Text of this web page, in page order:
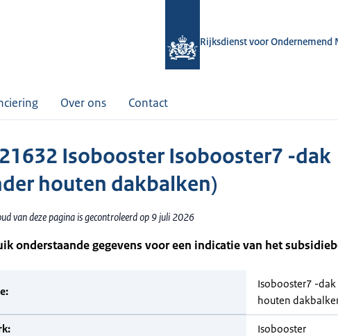
Rijksdienst voor Ondernemend
Over ons Contact
Isobooster Isobooster7 -dak
houten dakbalken)
van deze pagina is gecontroleerd op 9 juli 2026
onderstaande gegevens voor een indicatie van het
Isobooster7 -
houten
Isobooster